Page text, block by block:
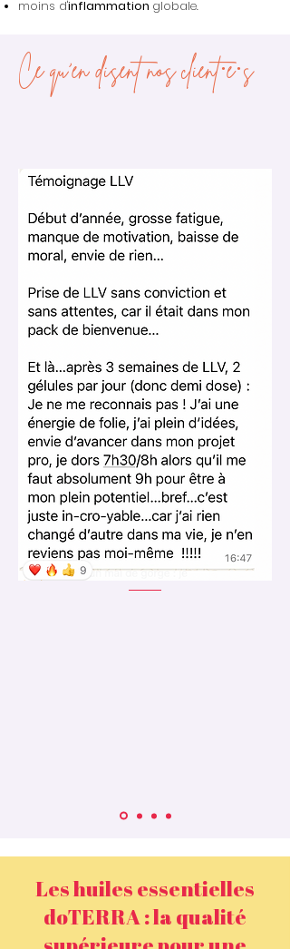
moins d'inflammation globale.
Ce qu'en disent nos client·e·s
Les huiles essentielles
doTERRA : la qualité